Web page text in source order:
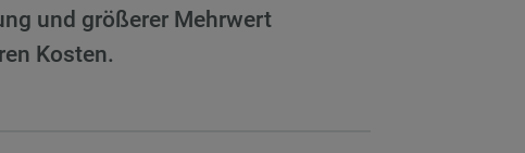
und größerer Mehrwert
Kosten.